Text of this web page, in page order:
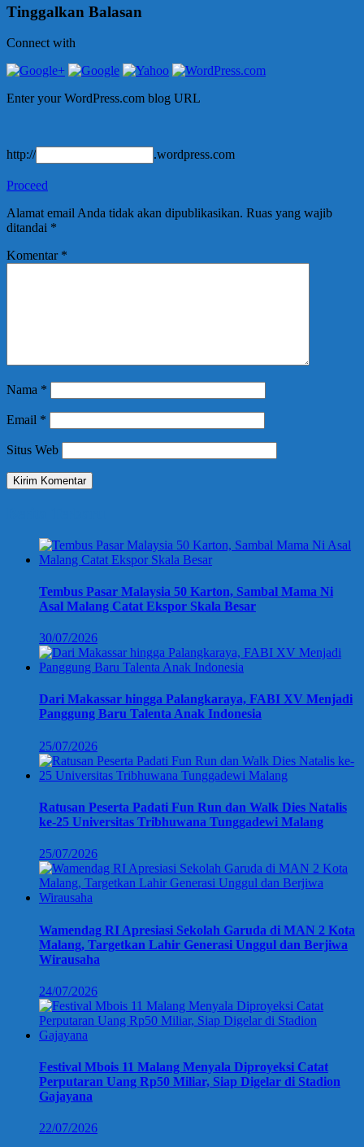
Tinggalkan Balasan
Connect with
Enter your WordPress.com blog URL
http:// .wordpress.com
Proceed
Alamat email Anda tidak akan dipublikasikan. Ruas yang wajib
ditandai *
Komentar *
Nama *
Email *
Situs Web
Tembus Pasar Malaysia 50 Karton, Sambal Mama Ni
Asal Malang Catat Ekspor Skala Besar
30/07/2026
Dari Makassar hingga Palangkaraya, FABI XV Menjadi
Panggung Baru Talenta Anak Indonesia
25/07/2026
Ratusan Peserta Padati Fun Run dan Walk Dies Natalis
ke-25 Universitas Tribhuwana Tunggadewi Malang
25/07/2026
Wamendag RI Apresiasi Sekolah Garuda di MAN 2 Kota
Malang, Targetkan Lahir Generasi Unggul dan Berjiwa
Wirausaha
24/07/2026
Festival Mbois 11 Malang Menyala Diproyeksi Catat
Perputaran Uang Rp50 Miliar, Siap Digelar di Stadion
Gajayana
22/07/2026